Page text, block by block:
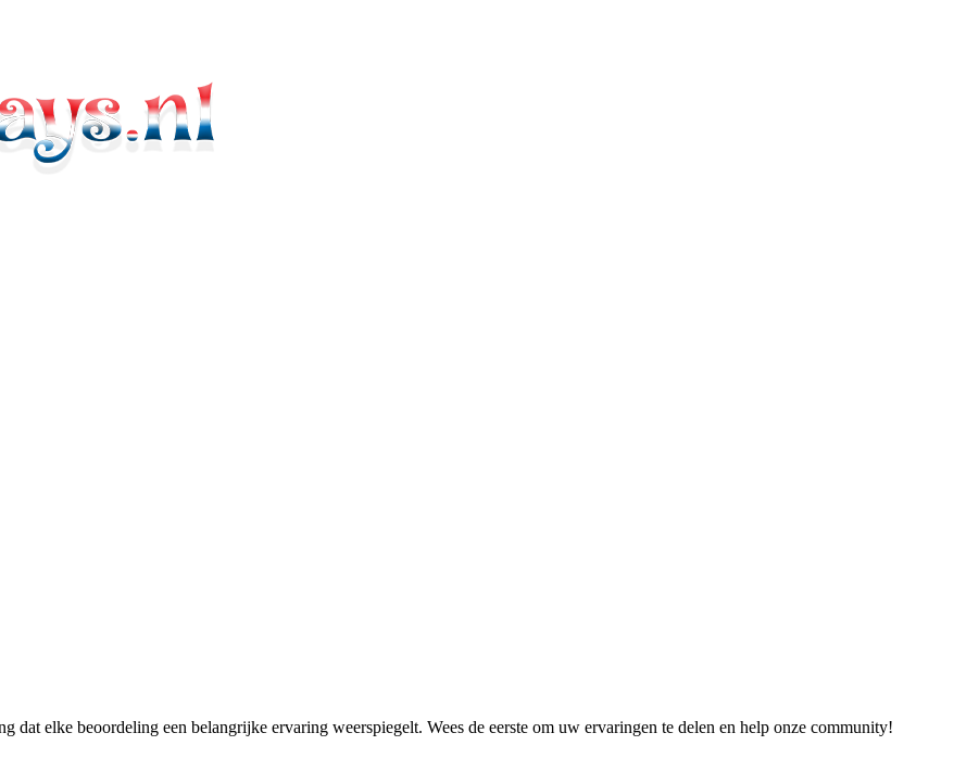
dat elke beoordeling een belangrijke ervaring weerspiegelt. Wees de eerste om uw ervaringen te delen en help onze community!